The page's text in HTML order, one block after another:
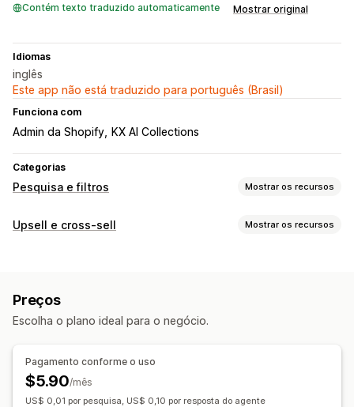
Contém texto traduzido automaticamente Mostrar original
Idiomas
inglês
Este app não está traduzido para português (Brasil)
Funciona com
Admin da Shopify KX AI Collections
Categorias
Pesquisa e filtros Mostrar os recursos
Recursos de pesquisa
Recomendações de produtos
Impulsionamento de produto Pesquisa personalizada
Personalização de exibição
Responsividade para dispositivos móveis
Upsell e cross-sell Mostrar os recursos
Em várias moedas
Regras personalizadas
Recomendações de produtos
Produtos frequentemente comprados juntos
Preços
Escolha o plano ideal para o negócio.
Pagamento conforme o uso
$5.90/mês
US$ 0,01 por pesquisa, US$ 0,10 por resposta do agente